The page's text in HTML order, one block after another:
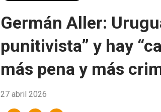
Germán Aller:
punitivista” y hay
más pena y más
27 abril 2026